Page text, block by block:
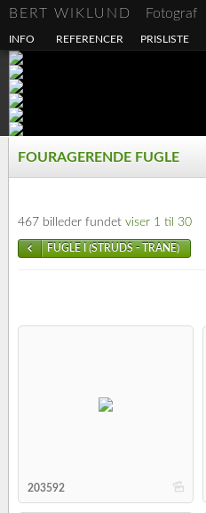
BERT WIKLUND Fotograf
INFO REFERENCER PRISLISTE
FOURAGERENDE FUGLE
467 billeder fundet viser 1 til 30
FUGLE I (STRUDS - TRANE)
b
203592